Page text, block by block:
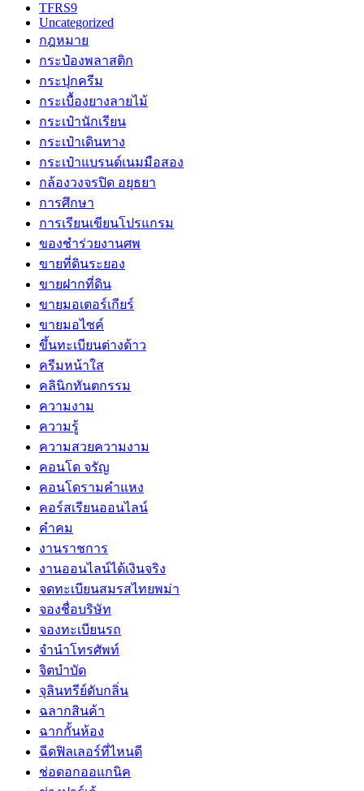
TFRS9
Uncategorized
กฎหมาย
กระป๋องพลาสติก
กระปุกครีม
กระเบื้องยางลายไม้
กระเป๋านักเรียน
กระเป๋าเดินทาง
กระเป๋าแบรนด์เนมมือสอง
กล้องวงจรปิด อยุธยา
การศึกษา
การเรียนเขียนโปรแกรม
ของชำร่วยงานศพ
ขายที่ดินระยอง
ขายฝากที่ดิน
ขายมอเตอร์เกียร์
ขายมอไซค์
ขึ้นทะเบียนต่างด้าว
ครีมหน้าใส
คลินิกทันตกรรม
ความงาม
ความรู้
ความสวยความงาม
คอนโด จรัญ
คอนโดรามคำแหง
คอร์สเรียนออนไลน์
คำคม
งานราชการ
งานออนไลน์ได้เงินจริง
จดทะเบียนสมรสไทยพม่า
จองชื่อบริษัท
จองทะเบียนรถ
จำนำโทรศัพท์
จิตบำบัด
จุลินทรีย์ดับกลิ่น
ฉลากสินค้า
ฉากกั้นห้อง
ฉีดฟิลเลอร์ที่ไหนดี
ช่อดอกออแกนิค